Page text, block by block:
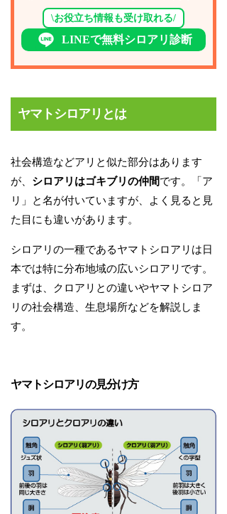
\お役立ち情報も受け取れる/
LINEで無料シロアリ診断
ヤマトシロアリとは
社会構造などアリと似た部分はあります
が、 シロアリはゴキブリの仲間です。「ア
リ」と名が付いていますが、よく見ると見
た目にも違いがあります。
シロアリの一種であるヤマトシロアリは日
本では特に分布地域の広いシロアリです。
まずは、クロアリとの違いやヤマトシロア
リの社会構造、生息場所などを解説しま
す。
ヤマトシロアリの見分け方